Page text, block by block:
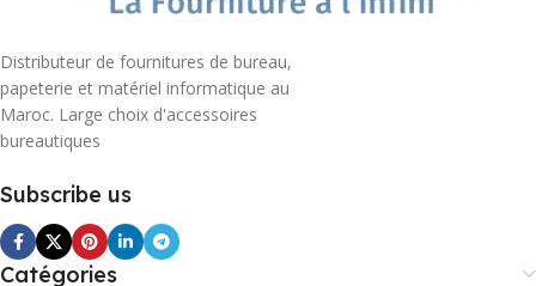
Distributeur de fournitures de bureau,
papeterie et matériel informatique au
Maroc. Large choix d'accessoires
bureautiques
Subscribe us
Catégories